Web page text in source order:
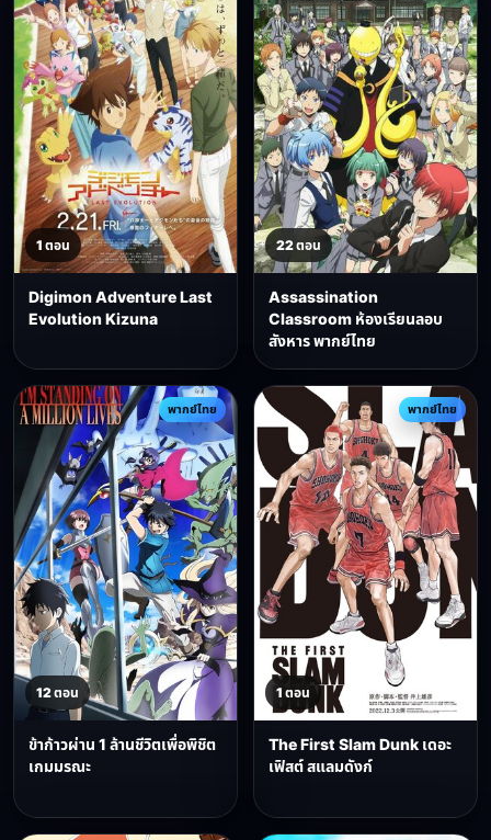
1 ตอน
Digimon Adventure Last
Evolution Kizuna
22 ตอน
Assassination
Classroom ห้องเรียนลอบ
สังหาร พากย์ไทย
พากย์ไทย
12 ตอน
ข้าก้าวผ่าน 1 ล้านชีวิตเพื่อพิชิต
เกมมรณะ
พากย์ไทย
1 ตอน
The First Slam Dunk เดอะ
เฟิสต์ สแลมดังก์